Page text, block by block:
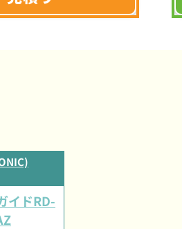
イドRD-